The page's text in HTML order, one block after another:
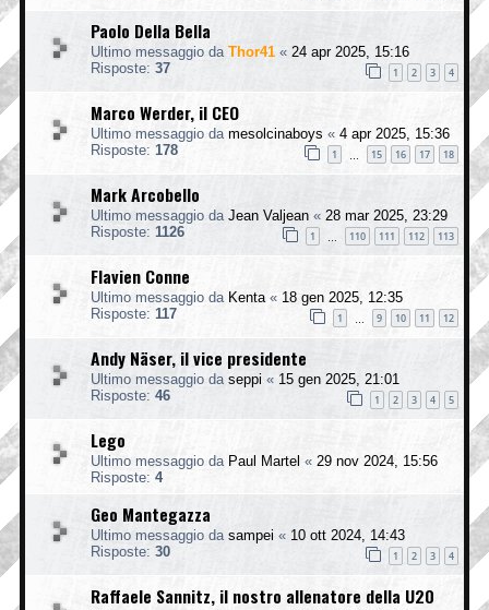
Paolo Della Bella
Ultimo messaggio da Thor41 « 24 apr 2025, 15:16
Risposte: 37 1 2 3 4
Marco Werder, il CEO
Ultimo messaggio da mesolcinaboys « 4 apr 2025, 15:36
Risposte: 178 1 15 16 17 18
Mark Arcobello
Ultimo messaggio da Jean Valjean « 28 mar 2025, 23:29
Risposte: 1126 1 110 111 112 113
Flavien Conne
Ultimo messaggio da Kenta « 18 gen 2025, 12:35
Risposte: 117 1 9 10 11 12
Andy Näser, il vice presidente
Ultimo messaggio da seppi « 15 gen 2025, 21:01
Risposte: 46 1 2 3 4 5
Lego
Ultimo messaggio da Paul Martel « 29 nov 2024, 15:56
Risposte: 4
Geo Mantegazza
Ultimo messaggio da sampei « 10 ott 2024, 14:43
Risposte: 30 1 2 3 4
Raffaele Sannitz, il nostro allenatore della U20